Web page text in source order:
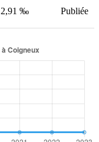
2,91 ‰ Publiée